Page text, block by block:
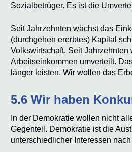
Sozialbetrüger. Es ist die
Seit Jahrzehnten wächst das
(durchgehen ererbtes) Kapital
Volkswirtschaft. Seit Jahrzehnten
Arbeitseinkommen umverteilt.
länger leisten. Wir wollen das
5.6 Wir haben
In der Demokratie wollen nicht
Gegenteil. Demokratie ist die
unterschiedlicher Interessen